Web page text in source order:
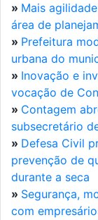
» Mais
área de
» Prefeitura
urbana do
» Inovação e
vocação de
» Contagem
subsecretário
» Defesa Civil
prevenção de
durante a seca
» Segurança,
com